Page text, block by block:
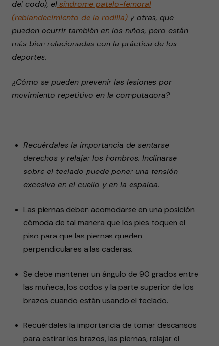
del codo), elsíndrome patelo-femoral
(reblandecimiento de la rodilla) y otras, que
pueden ocurrir también en los niños, pero están
más bien relacionadas con la práctica de los
deportes.
¿Cómo se pueden prevenir las lesiones por
movimiento repetitivo en la computadora?
Recuérdales la importancia de sentarse
derechos y relajar los hombros. Inclinarse
sobre el teclado puede poner una tensión
excesiva en el cuello y en la espalda.
Las piernas deben acomodarse en una posición
cómoda de tal manera que los pies toquen el
piso para que las piernas queden
perpendiculares a las caderas.
Se debe mantener un ángulo de 90 grados entre
las muñeca, los codos y la parte superior de los
brazos cuando están usando el teclado.
Recuérdales la importancia de tomar descansos
para estirar los brazos, las piernas, relajar el